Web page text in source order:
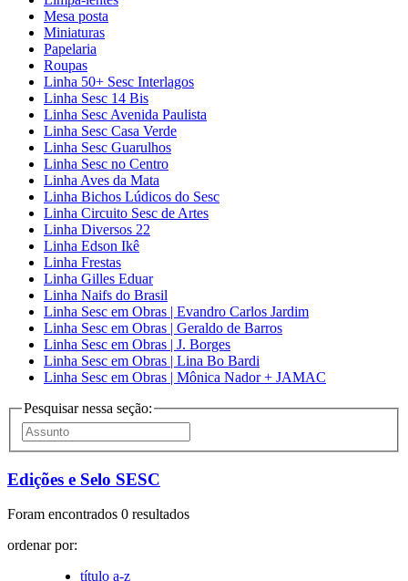
Mesa posta
Miniaturas
Papelaria
Roupas
Linha 50+ Sesc Interlagos
Linha Sesc 14 Bis
Linha Sesc Avenida Paulista
Linha Sesc Casa Verde
Linha Sesc Guarulhos
Linha Sesc no Centro
Linha Aves da Mata
Linha Bichos Lúdicos do Sesc
Linha Circuito Sesc de Artes
Linha Diversos 22
Linha Edson Ikê
Linha Frestas
Linha Gilles Eduar
Linha Naifs do Brasil
Linha Sesc em Obras | Evandro Carlos Jardim
Linha Sesc em Obras | Geraldo de Barros
Linha Sesc em Obras | J. Borges
Linha Sesc em Obras | Lina Bo Bardi
Linha Sesc em Obras | Mônica Nador + JAMAC
Pesquisar nessa seção:
Edições e Selo SESC
Foram encontrados 0 resultados
ordenar por:
título a-z